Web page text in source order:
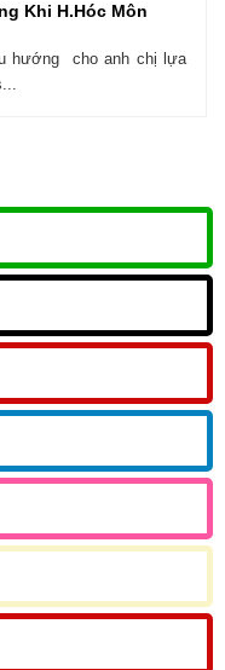
Khi H.Hóc Môn
hướng cho anh chị lựa